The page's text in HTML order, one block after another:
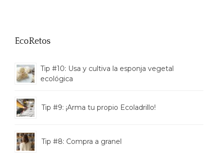
EcoRetos
Tip #10: Usa y cultiva la esponja vegetal
ecológica
Tip #9: ¡Arma tu propio Ecoladrillo!
Tip #8: Compra a granel